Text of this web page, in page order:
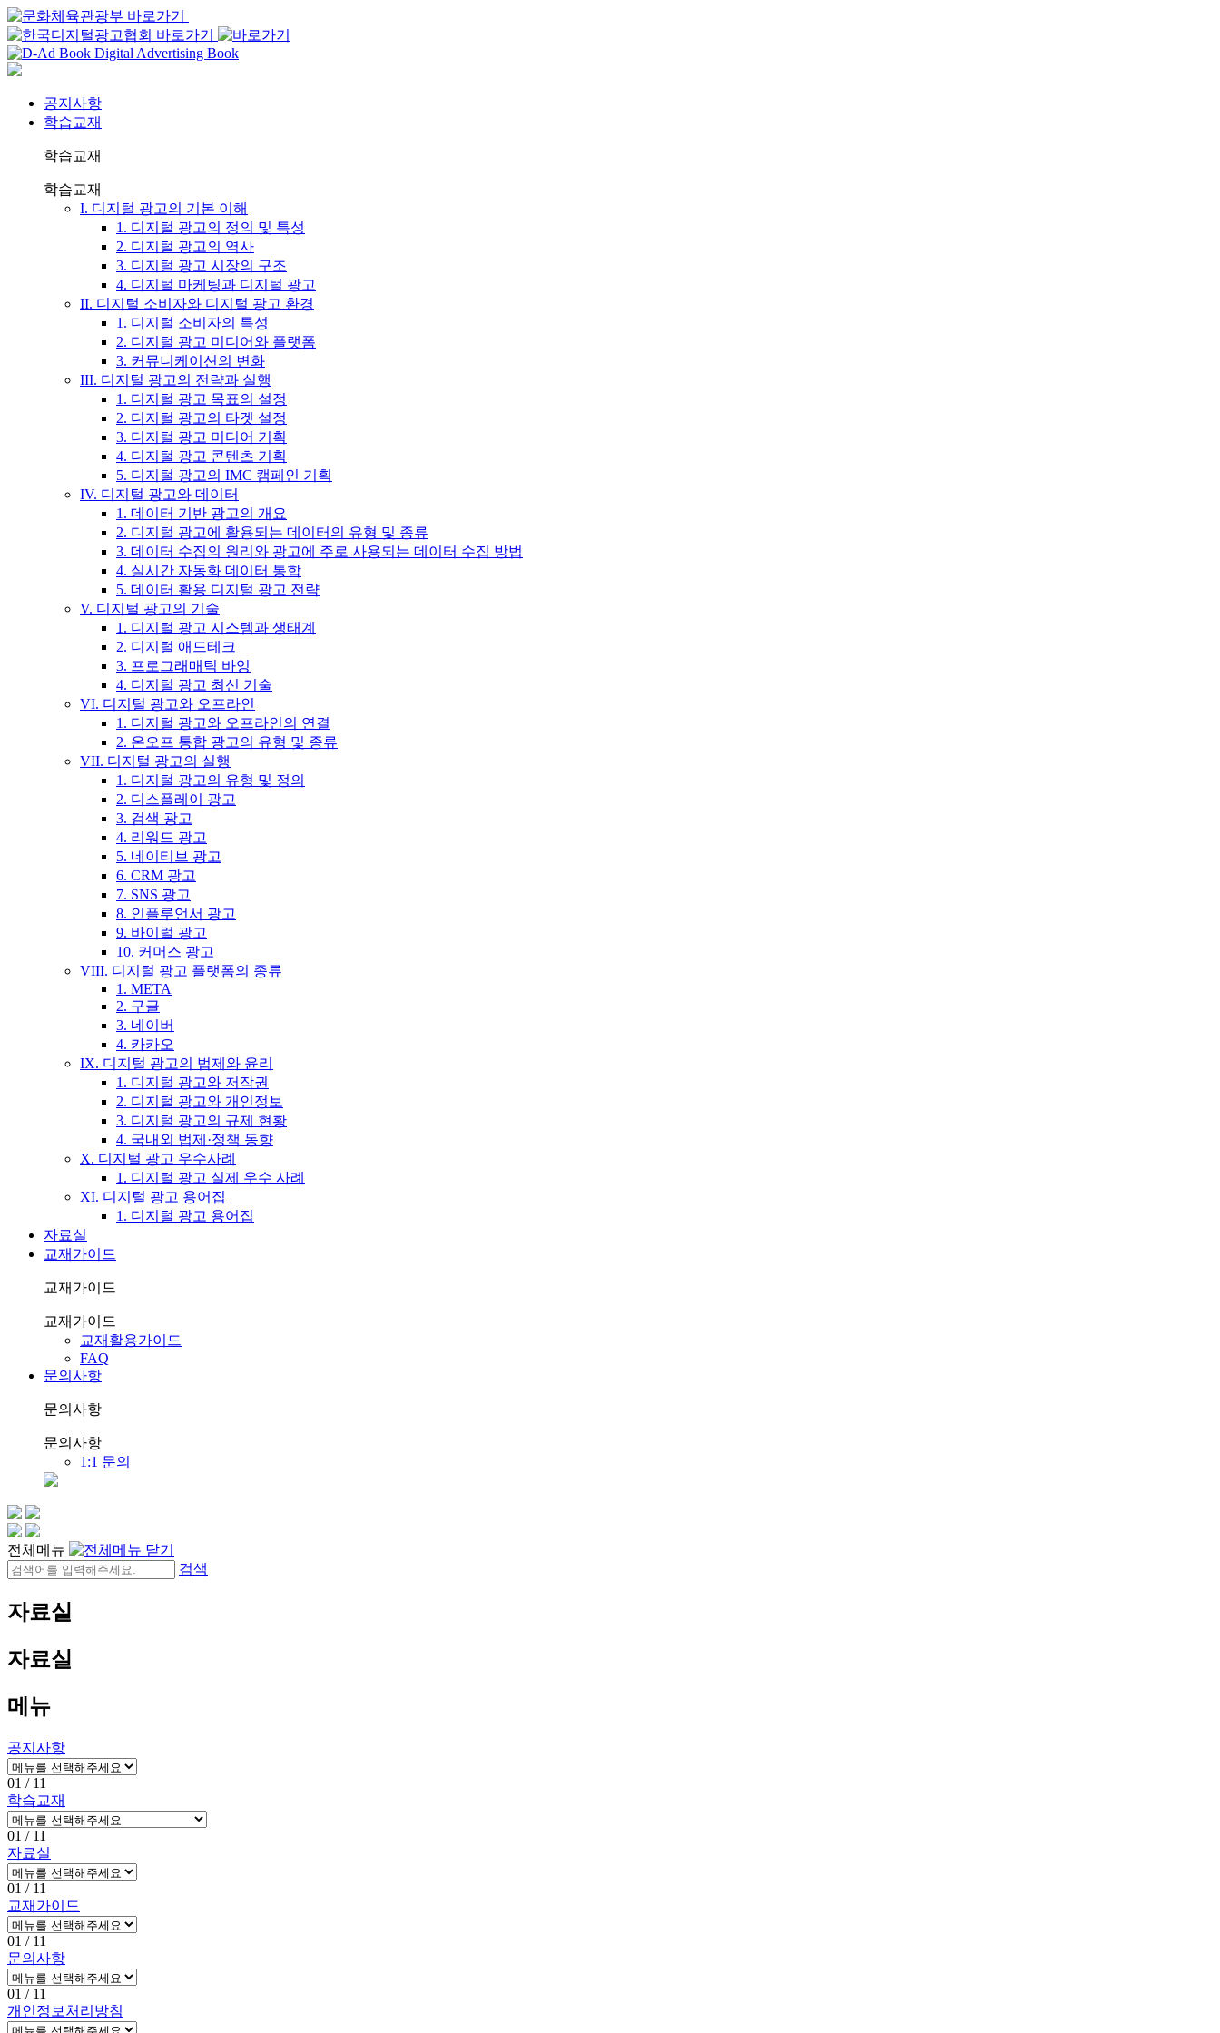
공지사항
학습교재
학습교재
학습교재
I. 디지털 광고의 기본 이해
1. 디지털 광고의 정의 및 특성
2. 디지털 광고의 역사
3. 디지털 광고 시장의 구조
4. 디지털 마케팅과 디지털 광고
II. 디지털 소비자와 디지털 광고 환경
1. 디지털 소비자의 특성
2. 디지털 광고 미디어와 플랫폼
3. 커뮤니케이션의 변화
III. 디지털 광고의 전략과 실행
1. 디지털 광고 목표의 설정
2. 디지털 광고의 타겟 설정
3. 디지털 광고 미디어 기획
4. 디지털 광고 콘텐츠 기획
5. 디지털 광고의 IMC 캠페인 기획
IV. 디지털 광고와 데이터
1. 데이터 기반 광고의 개요
2. 디지털 광고에 활용되는 데이터의 유형 및 종류
3. 데이터 수집의 원리와 광고에 주로 사용되는 데이터 수집 방법
4. 실시간 자동화 데이터 통합
5. 데이터 활용 디지털 광고 전략
V. 디지털 광고의 기술
1. 디지털 광고 시스템과 생태계
2. 디지털 애드테크
3. 프로그래매틱 바잉
4. 디지털 광고 최신 기술
VI. 디지털 광고와 오프라인
1. 디지털 광고와 오프라인의 연결
2. 온오프 통합 광고의 유형 및 종류
VII. 디지털 광고의 실행
1. 디지털 광고의 유형 및 정의
2. 디스플레이 광고
3. 검색 광고
4. 리워드 광고
5. 네이티브 광고
6. CRM 광고
7. SNS 광고
8. 인플루언서 광고
9. 바이럴 광고
10. 커머스 광고
VIII. 디지털 광고 플랫폼의 종류
1. META
2. 구글
3. 네이버
4. 카카오
IX. 디지털 광고의 법제와 윤리
1. 디지털 광고와 저작권
2. 디지털 광고와 개인정보
3. 디지털 광고의 규제 현황
4. 국내외 법제·정책 동향
X. 디지털 광고 우수사례
1. 디지털 광고 실제 우수 사례
XI. 디지털 광고 용어집
1. 디지털 광고 용어집
자료실
교재가이드
교재가이드
교재가이드
교재활용가이드
FAQ
문의사항
문의사항
문의사항
1:1 문의
전체메뉴
검색
자료실
자료실
메뉴
공지사항
01 / 11
학습교재
01 / 11
자료실
01 / 11
교재가이드
01 / 11
문의사항
01 / 11
개인정보처리방침